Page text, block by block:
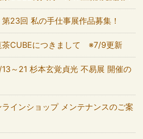
第23回 私の手仕事展作品募集！
茶CUBEにつきまして ※7/9更新
13～21 杉本玄覚貞光 不易展 開催の
ラインショップ メンテナンスのご案